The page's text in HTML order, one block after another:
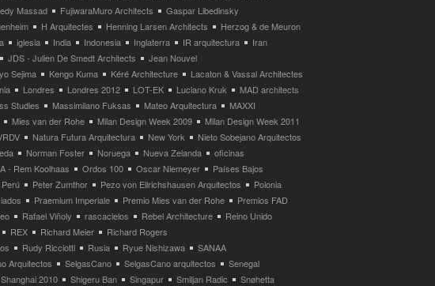
Massad
FujiwaraMuro Architects
Gaspar Libedinsky
H Arquitectes Henning Larsen Architects
Herzog & de Meuron
iglesia India Indonesia Inglaterra IR arquitectura
Iran
JDS - Julien De Smedt Architects
Jean Nouvel
Sejima
Kengo Kuma Kéré Architecture
Lacaton & Vassal Architectes
Londres Londres 2012 LOT-EK Luciano Kruk
MAD architects
Studies
Massimilano Fuksas Mateo Arquitectura
MAXXI
Mies van der Rohe
Milan Design Week 2009
Milan Design Week 2011
Natura Futura Arquitectura New York
Nieto Sobejano Arquitectos
Norman Foster Noruega Nueva Zelanda
oficinas
- Rem Koolhaas
Ordos 100 Oscar Niemeyer
Países Bajos
Perú
Peter Zumthor Pezo von Ellrichshausen Arquitectos
Polonia
Praemium Imperiale Premio Mies van der Rohe
Premios FAD
Rafael Viñoly rascacielos Rebel Architecture
Reino Unido
REX
Richard Meier
Richard Rogers
Rudy Ricciotti Rusia Ryue Nishizawa
SANAA
Arquitectos
SelgasCano SelgasCano arquitectos
Senegal
Shanghai 2010
Shigeru Ban Singapur Smiljan Radic Snøhetta